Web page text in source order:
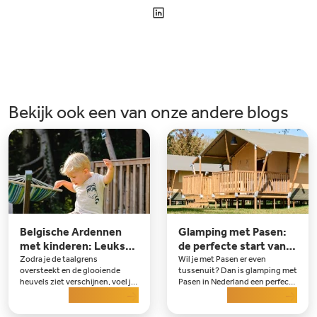
Bekijk ook een van onze andere blogs
Belgische Ardennen
met kinderen: Leukste
Tips en uitjes
Zodra je de taalgrens
oversteekt en de glooiende
heuvels ziet verschijnen, voel je
De Belgische Ardennen met
Glamping met Pasen:
de perfecte start van
het kampeerseizoen
Wil je met Pasen er even
tussenuit? Dan is glamping met
Pasen in Nederland een perfecte
de natuur komt weer tot leven